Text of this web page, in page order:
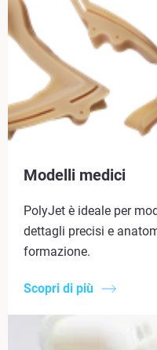
Modelli medici
PolyJet è ideale per
dettagli precisi e
formazione.
Scopri di più